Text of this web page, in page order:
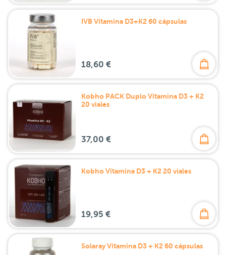
IVB Vitamina D3+K2 60 cápsulas
18,60 €
Kobho PACK Duplo Vitamina D3 + K2
20 viales
37,00 €
Kobho Vitamina D3 + K2 20 viales
19,95 €
Solaray Vitamina D3 + K2 60 cápsulas